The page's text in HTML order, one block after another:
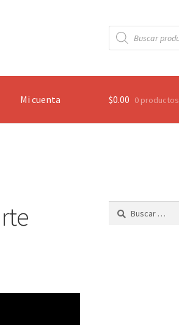
Búsqueda
de
productos
Mi cuenta $0.00 0 productos
Buscar: